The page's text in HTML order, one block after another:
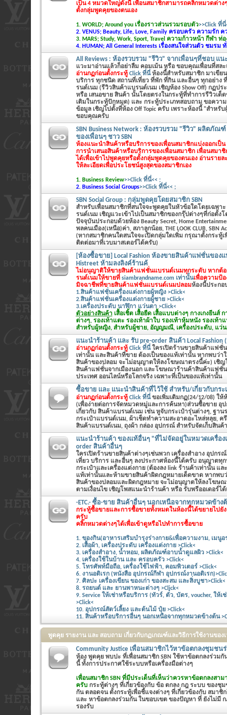
เป็น 4 หมวดใหญ่ดังนี้ เพื่อนสมาชิกสามารถคลิ๊กหมวดต่าง
ตั้งกลุ่มพูดคุยของตนเอง
1. WORLD; Around you เรื่องราวส่วนรวมรอบตัว>>Click ที่นี่
2. VENUS; Beauty, Life, Love, Family ครอบครัว ความรัก
3. MARS; Study, Work, Sport, Travel ความก้าวหน้า กีฬา ท่อ
4. HUMAN; All General Interests เรื่องสนใจส่วนตัว ชมรม
All Reviews : ห้องรวบรวม "รีวิว" จากเพื่อนๆที่ชอบ แน
แวะมาอ่านแล้วก็อย่าลืม คอมเม้น หรือ ขอบคุณเพื่อนที่สล
อ่านกฏก่อนตั้งกระทู้ Click ที่นี่ ห้องนี้สำหรับสมาชิก มาเขีย
บริการ ทุกชนิด สถานที่เที่ยว ที่พัก ที่กิน และอื่นๆ ทุกอย่าง
รนด์เนม (รีวิวสินค้าแบรนด์เนม เชิญห้อง Show Off) กฏปร
หรือ เสนอขาย สินค้า นั้นโดยตรงในกระทู้ที่ทำการรีวิวเด็
เติมในกระทู้ปักหมุด) และ กระทู้ประเภทสอบถาม ขอควา
ข้อมูล เชิญไปตั้งที่ห้อง Off Topic ครับ เพราะห้องนี้ "สำหรั
ขอบคุณครับ
SBN Business Network : ห้องรวบรวม "รีวิว" ผลิตภัณ
ของเพื่อนๆ ชาว SBN
ห้องแนะนำสินค้าหรือบริการของเพื่อนสมาชิกแบ่งออกเป็
การนำเสนอสินค้าหรือบริการของเพื่อนสมาชิก เพื่อนสมา
ได้เพื่อเข้าไปพูดคุยหรือตั้งกลุ่มพูดคุยของตนเอง อ่านรายล
ให้ละเอียดเพื่อประโยชน์สูงสุดของสมาชิกเอง
1. Business Review>>Click ที่นี่<< ;
2. Business Social Groups>>Click ที่นี่<< ;
SBN Social Group : กลุ่มพูดคุยโดยสมาชิก SBN
สำหรับเพื่อนสมาชิกที่สนใจจะพูดคุยในหัวข้อใดโดยเฉพา
รนด์เนม เชิญแวะเข้าไปเป็นสมาชิกของกรุ๊ปต่างๆที่ก่อตั้งโ
ปัจจุบันประกอบด้วยห้อง Beauty Secret, Home
พลคนเมือง(เหนือ)ค่า, สภาลูกน้อย, THE LOOK CLUB, SBN
(หากสมาชิกคนใดสนใจจะเปิดกลุ่มใดเพิ่ม กรุณาตั้งกระทู้
ติดต่อมาที่เวบมาสเตอร์ได้ครับ)
[ห้องซื้อขาย] Local Fashion ห้องขายสินค้าแฟชั่นของแ
Histreet ห้ามลงลิงค์ร้านค้
ไม่อนุญาติให้ขายสินค้าแฟชั่นแบรนด์เนมทุกระดับ หากต้
รนด์เนมให้ขายที่ siambrandname.com เท่านั้นเพื่อความป้อ
มิจฉาชีพที่ขายสินค้าแฟชั่นแบรนด์เนมปลอมห้องนี้ประกอ
1.สินค้าแฟชั่นเครื่องแต่งกายผู้หญิง >Click<
2.สินค้าแฟชั่นเครื่องแต่งกายผู้ชาย >Click<
3.เครื่องประดับ นาฬิกา แว่นตา >Click<
ตัวอย่างสินค้าเสื้อเชิ้ต เสื้อยืด เสื้อแบบต่างๆ กางเกงยีนส์ ก
ต่างๆ, รองเท้าแตะ รองเท้าผ้าใบ รองเท้าหุ้มหนัง รองเท้
สำหรับผู้หญิง, สำหรับผู้ชาย, อัญญมณี, เครื่องประดับ, แว่
แนะนำร้านค้า และ รับ pre-order สินค้า Local
อ่านกฏก่อนตั้งกระทู้ Click ที่นี่ ใครเปิดร้านขายสินค้าแฟชั่
เท่านั้น และสินค้าที่ขาย ต้องเป็นของแท้เท่านั้น หากพบว่า
สินค้าของปลอม จะไม่อนุญาตให้ลงโฆษณาตรงนี้ค่ะ) เชิญ
สินค้าแฟชั่นจากเมืองนอก และโฆษณาร้านค้าสินค้าแฟชั่น
ประเทศ ออนไลน์หรือโลกจริง เฉพาะที่เป็นของแท้เท่านั้น
ซื้อขาย และ แนะนำสินค้าที่ไว้ใช้ สำหรับ/เกี่ยวกับกระ
อ่านกฏก่อนตั้งกระทู้ Click ที่นี่ ขอเพิ่มเติมกฏ(24/12/08) ใ
(เพื่อง่ายต่อการจัดหมวดหมู่และการค้นหา)ส่วนซื้อขาย อุ
เกี่ยวกับ สินค้าแบรนด์เนม เช่น หูจับกระเป๋ารุ่นต่างๆ, ฐา
กระเป๋าแบรนด์เนม, ผ้าเช็ดทำความสะอาดอะไหล่หลุย, ค
สินค้าแบรนด์เนม, ถุงผ้า กล่อง อุปกรณ์ สำหรับจัดเก็บสินค้
แนะนำร้านค้า ของแท้อื่นๆ "ที่ไม่จัดอยู่ในหมวดเครื่อง
order สินค้าอื่นๆ
ใครเปิดร้านขายสินค้าต่างๆเช่นพวก เครื่องสำอาง อุปกร
เที่ยว บริการ และอื่นๆ ลงประกาศห้องนี้ได้ครับ อนุญาตทุ
กระเป๋าและเครื่องแต่งกาย (ต้องลง link ร้านค้าเท่านั้น แ
แท้เท่านั้นและห้ามขายสินค้าผิดกฎหมายเด็ดขาด หากพบ
สินค้าของปลอมและผิดกฎหมาย จะไม่อนุญาตให้ลงโฆษณ
ตามเงื่อนไข เชิญโพสแนะนำร้านค้า หรือ รับพรีออเดอร์ได้
-ETC.- ซื้อ-ขาย สินค้าอื่นๆ นอกเหนือจากทุกหมวดข้าง
กระทู้ซื้อขายและการซื้อขายทั้งหมดในห้องนี้ได้ขยายไปยัง
ครับ
คลิ๊กหมวดต่างๆได้เพื่อเข้าดูหรือไปทำการซื้อขาย
1. ของกิน(อาหารเสริมบำรุงร่างกาย&เพื่อความงาม, เมนูอ
2. เสื้อผ้า, เครื่องประดับ เครื่องแต่งกาย >Click<
3. เครื่องสำอาง, น้ำหอม, ผลิตภัณฑ์อาบน้ำดูแลผิว >Click<
4. เครื่องใช้ในบ้าน และ ครอบครัว >Click<
5. โทรศัพท์มือถือ, เครื่องใช้ไฟฟ้า, คอมพิวเตอร์ >Click<
6. งานอดิเรก (หนังสือ อุปกรณ์กีฬา อุปกรณ์งานอดิเรก
7. ศิลปะ เครื่องเขียน ของเก่า ของสะสม และสิ่งบูชา>Click<
8. รถยนต์ และ ยานพาหนะต่างๆ >Click<
9. Service ให้เช่าหรือบริการ (ทัวร์, ตั๋ว, บัตร, voucher, ให้
>Click<
10. อุปกรณ์สัตว์เลี้ยง และต้นไม้ ปุ๋ย >Click<
11. สินค้าหรือบริการอื่นๆ นอกเหนือจากทุกหมวดข้างต้น
พูดคุย รายงาน และ สอบถาม เกี่ยวกับกฏเกณฑ์และวิธีการใช้งานของ
Community Justice เพื่อนสมาชิกไว้หาข้อตกลงชุมชน
ห้อง พูดคุย พบปะ ที่เพื่อนสมาชิก SBN ใช้หาข้อตกลงร่วม
นี้ ทั้งการประกาศใช้ระบบหรือเครื่องมือต่างๆ
เพื่อนสมาชิก SBN ที่มีประเด็นที่เห็นว่าควรหาข้อตกลงสาม
ครับกระทู้ต่างๆ ที่เกี่ยวข้องกับ ข้อ ตกลง กฎ ระบบ ของชุ
กัน ตลอดจน ตั้งกระทู้เพื่อชี้แจงต่างๆ ที่เกี่ยวข้องกับ สมาชิก
และ หาข้อตกลงร่วมกัน ในขอบเขต ของปัญหา ที่ ยังไม่มี
รองรับ